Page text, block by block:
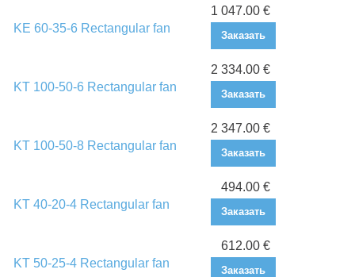
KE 60-35-6 Rectangular fan
1 047.00 €
Заказать
KT 100-50-6 Rectangular fan
2 334.00 €
Заказать
KT 100-50-8 Rectangular fan
2 347.00 €
Заказать
KT 40-20-4 Rectangular fan
494.00 €
Заказать
KT 50-25-4 Rectangular fan
612.00 €
Заказать